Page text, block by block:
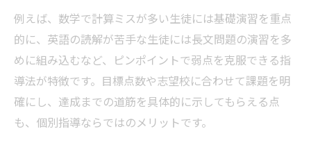
ジュール
学校ごとの出題傾向に対応した学習計画の
立て方
個別指導塾が提案するオリジナルテスト対
策法
例えば、数学で計算ミスが多い生徒には基礎演習を重点
的に、英語の読解が苦手な生徒には長文問題の演習を多
めに組み込むなど、ピンポイントで弱点を克服できる指
導法が特徴です。目標点数や志望校に合わせて課題を明
確にし、達成までの道筋を具体的に示してもらえる点
も、個別指導ならではのメリットです。